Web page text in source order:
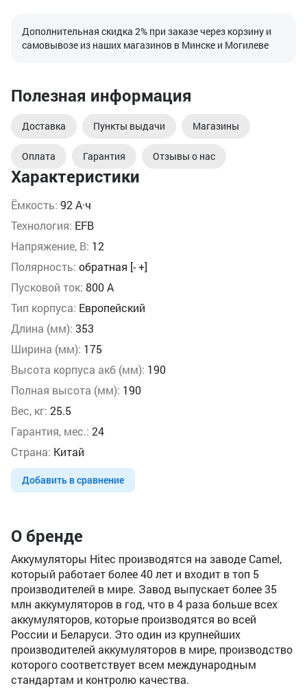
Характеристики
Ёмкость: 92 А·ч
Технология: EFB
Напряжение, В: 12
Полярность: обратная [- +]
Пусковой ток: 800 А
Тип корпуса: Европейский
Длина (мм): 353
Ширина (мм): 175
Высота корпуса акб (мм): 190
Полная высота (мм): 190
Вес, кг: 25.5
Гарантия, мес.: 24
Страна: Китай
Добавить в сравнение
Дополнительная скидка 2% при заказе через корзину и
самовывозе из наших магазинов в Минске и Могилеве
Полезная информация
Доставка Пункты выдачи Магазины
Оплата Гарантия Отзывы о нас
О бренде
Аккумуляторы Hitec производятся на заводе Camel,
который работает более 40 лет и входит в топ 5
производителей в мире. Завод выпускает более 35
млн аккумуляторов в год, что в 4 раза больше всех
аккумуляторов, которые производятся во всей
России и Беларуси. Это один из крупнейших
производителей аккумуляторов в мире, производство
которого соответствует всем международным
стандартам и контролю качества.